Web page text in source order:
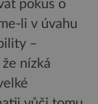
pokus o
li v úvahu
–
nízká